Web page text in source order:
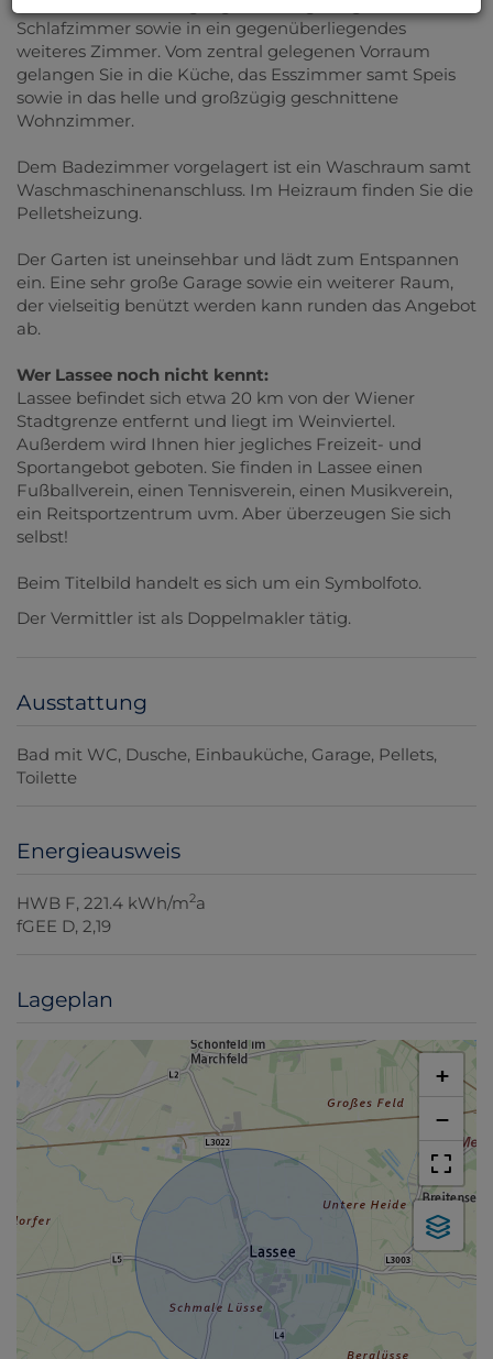
Schlafzimmer sowie in ein gegenüberliegendes
weiteres Zimmer. Vom zentral gelegenen Vorraum
gelangen Sie in die Küche, das Esszimmer samt Speis
sowie in das helle und großzügig geschnittene
Wohnzimmer.
Dem Badezimmer vorgelagert ist ein Waschraum samt
Waschmaschinenanschluss. Im Heizraum finden Sie die
Pelletsheizung.
Der Garten ist uneinsehbar und lädt zum Entspannen
ein. Eine sehr große Garage sowie ein weiterer Raum,
der vielseitig benützt werden kann runden das Angebot
ab.
Wer Lassee noch nicht kennt:
Lassee befindet sich etwa 20 km von der Wiener
Stadtgrenze entfernt und liegt im Weinviertel.
Außerdem wird Ihnen hier jegliches Freizeit- und
Sportangebot geboten. Sie finden in Lassee einen
Fußballverein, einen Tennisverein, einen Musikverein,
ein Reitsportzentrum uvm. Aber überzeugen Sie sich
selbst!
Beim Titelbild handelt es sich um ein Symbolfoto.
Der Vermittler ist als Doppelmakler tätig.
Ausstattung
Bad mit WC Dusche Einbauküche Garage Pellets
Toilette
Energieausweis
HWB F, 221.4 kWh/m2a
fGEE D, 2,19
Lageplan
+
−